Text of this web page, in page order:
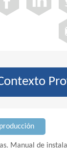
Manual de